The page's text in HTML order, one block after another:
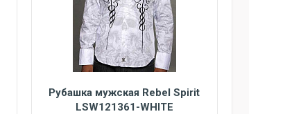
Рубашка мужская Rebel Spirit
LSW121361-WHITE